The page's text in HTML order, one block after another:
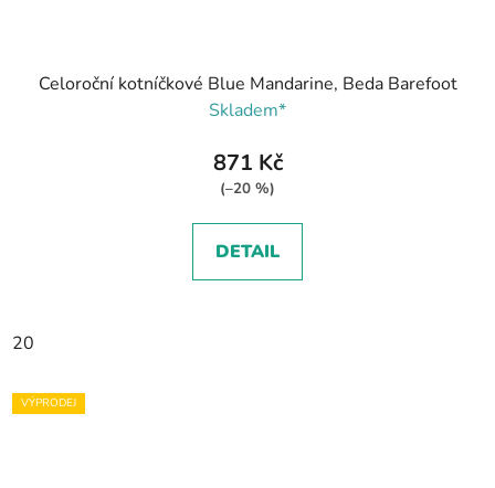
Celoroční kotníčkové Blue Mandarine, Beda Barefoot
Skladem*
871 Kč
(–20 %)
DETAIL
20
VÝPRODEJ